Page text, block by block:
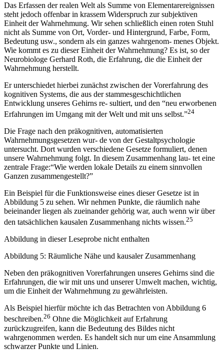
Das Erfassen der realen Welt als Summe von Elementarereignissen
steht jedoch offenbar in krassem Widerspruch zur subjektiven
Einheit der Wahrnehmung. Wir sehen schließlich einen roten Stuhl
nicht als Summe von Ort, Vorder- und Hintergrund, Farbe, Form,
Bedeutung usw., sondern als ein ganzes wahrgenom- menes Objekt.
Wie kommt es zu dieser Einheit der Wahrnehmung? Es ist, so der
Neurobiologe Gerhard Roth, die Erfahrung, die die Einheit der
Wahrnehmung herstellt.
Er unterschiedet hierbei zunächst zwischen der Vorerfahrung des
kognitiven Systems, die aus der stammesgeschichtlichen
Entwicklung unseres Gehirns re- sultiert, und den “neu erworbenen
Erfahrungen im Umgang mit der Welt und mit uns selbst.”24
Die Frage nach den präkognitiven, automatisierten
Wahrnehmungsgesetzen wur- de von der Gestaltpsychologie
untersucht. Dort wurden verschiedene Gesetze formuliert, denen
unsere Wahrnehmung folgt. In diesem Zusammenhang lau- tet eine
zentrale Frage:“Wie werden lokale Details zu einem sinnvollen
Ganzen zusammengestellt?”
Ein Beispiel für die Funktionsweise eines dieser Gesetze ist in
Abbildung 5 zu sehen. Wir nehmen Punkte, die räumlich nahe
beieinander liegen als zueinander gehörig war, auch wenn wir über
den tatsächlichen kausalen Zusammenhang nichts wissen.25
Abbildung in dieser Leseprobe nicht enthalten
Abbildung 5: Räumliche Nähe und kausaler Zusammenhang
Neben den präkognitiven Vorerfahrungen unseres Gehirns sind die
Erfahrungen, die wir mit uns und unserer Umwelt machen, wichtig,
um die Einheit der Wahrnehmung zu gewährleisten.
Als Beispiel hierfür möchte ich das Betrachten von Abbildung 6
beschreiben.26 Ohne die Möglichkeit auf Erfahrung
zurückzugreifen, kann die Bedeutung des Bildes nicht
wahrgenommen werden. Es handelt sich nur um eine Ansammlung
schwarzer Punkte und Linien.